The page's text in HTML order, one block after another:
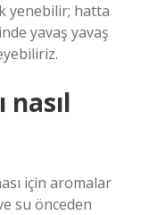
yenebilir; hatta
yavaş yavaş
nasıl
için aromalar
su önceden